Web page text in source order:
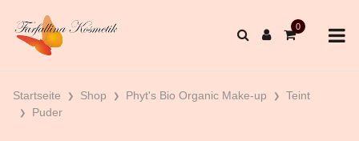
Startseite Shop Phyt's Bio Organic Make-up
Teint
Puder